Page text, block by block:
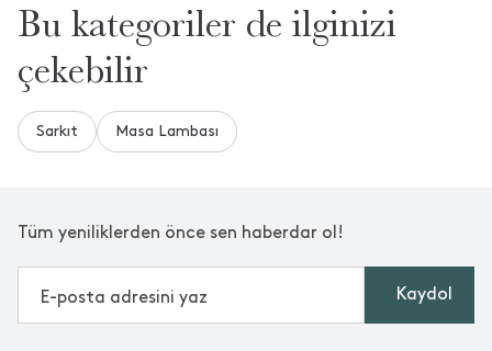
Bu kategoriler de ilginizi
çekebilir
Sarkıt Masa Lambası
Tüm yeniliklerden önce sen haberdar ol!
Kaydol